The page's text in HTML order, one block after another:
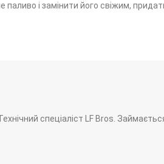
паливо і замінити його свіжим,
спеціаліст LF Bros.